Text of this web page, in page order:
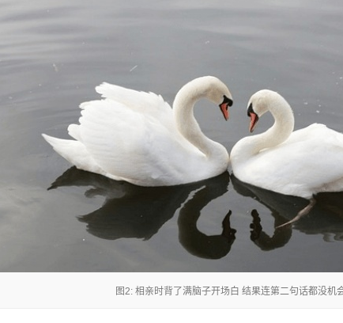
图2: 相亲时背了满脑子开场白 结果连第二句话都没机